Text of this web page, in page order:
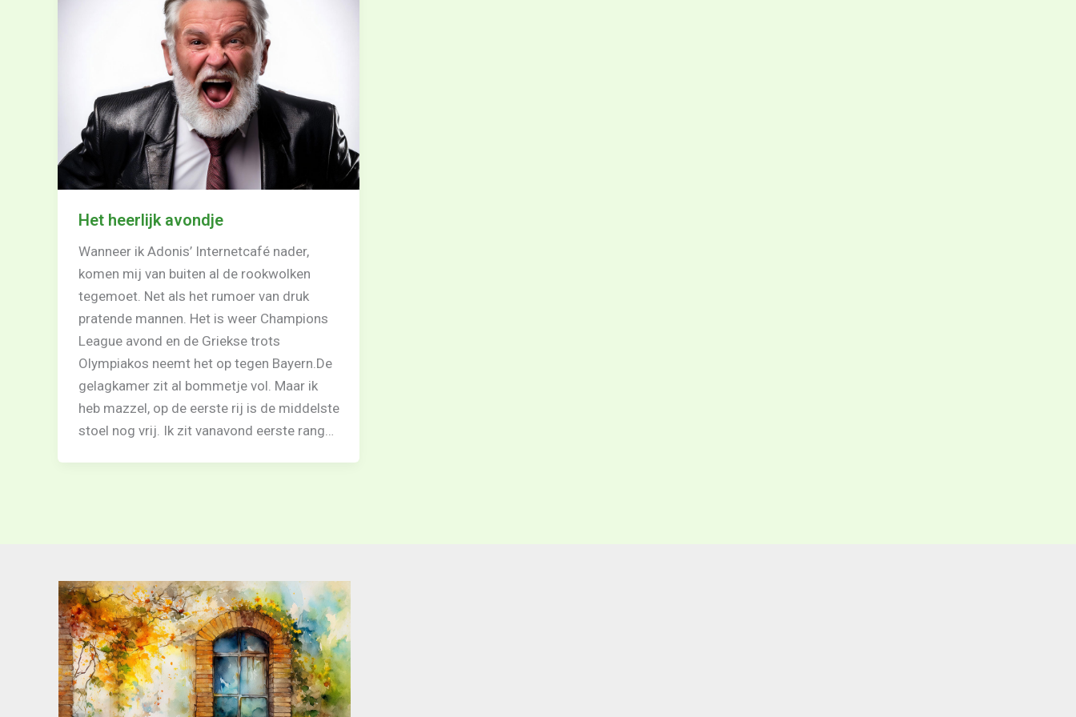
Het heerlijk avondje
Wanneer ik Adonis’ Internetcafé nader,
komen mij van buiten al de rookwolken
tegemoet. Net als het rumoer van druk
pratende mannen. Het is weer Champions
League avond en de Griekse trots
Olympiakos neemt het op tegen Bayern.De
gelagkamer zit al bommetje vol. Maar ik
heb mazzel, op de eerste rij is de middelste
stoel nog vrij. Ik zit vanavond eerste rang…